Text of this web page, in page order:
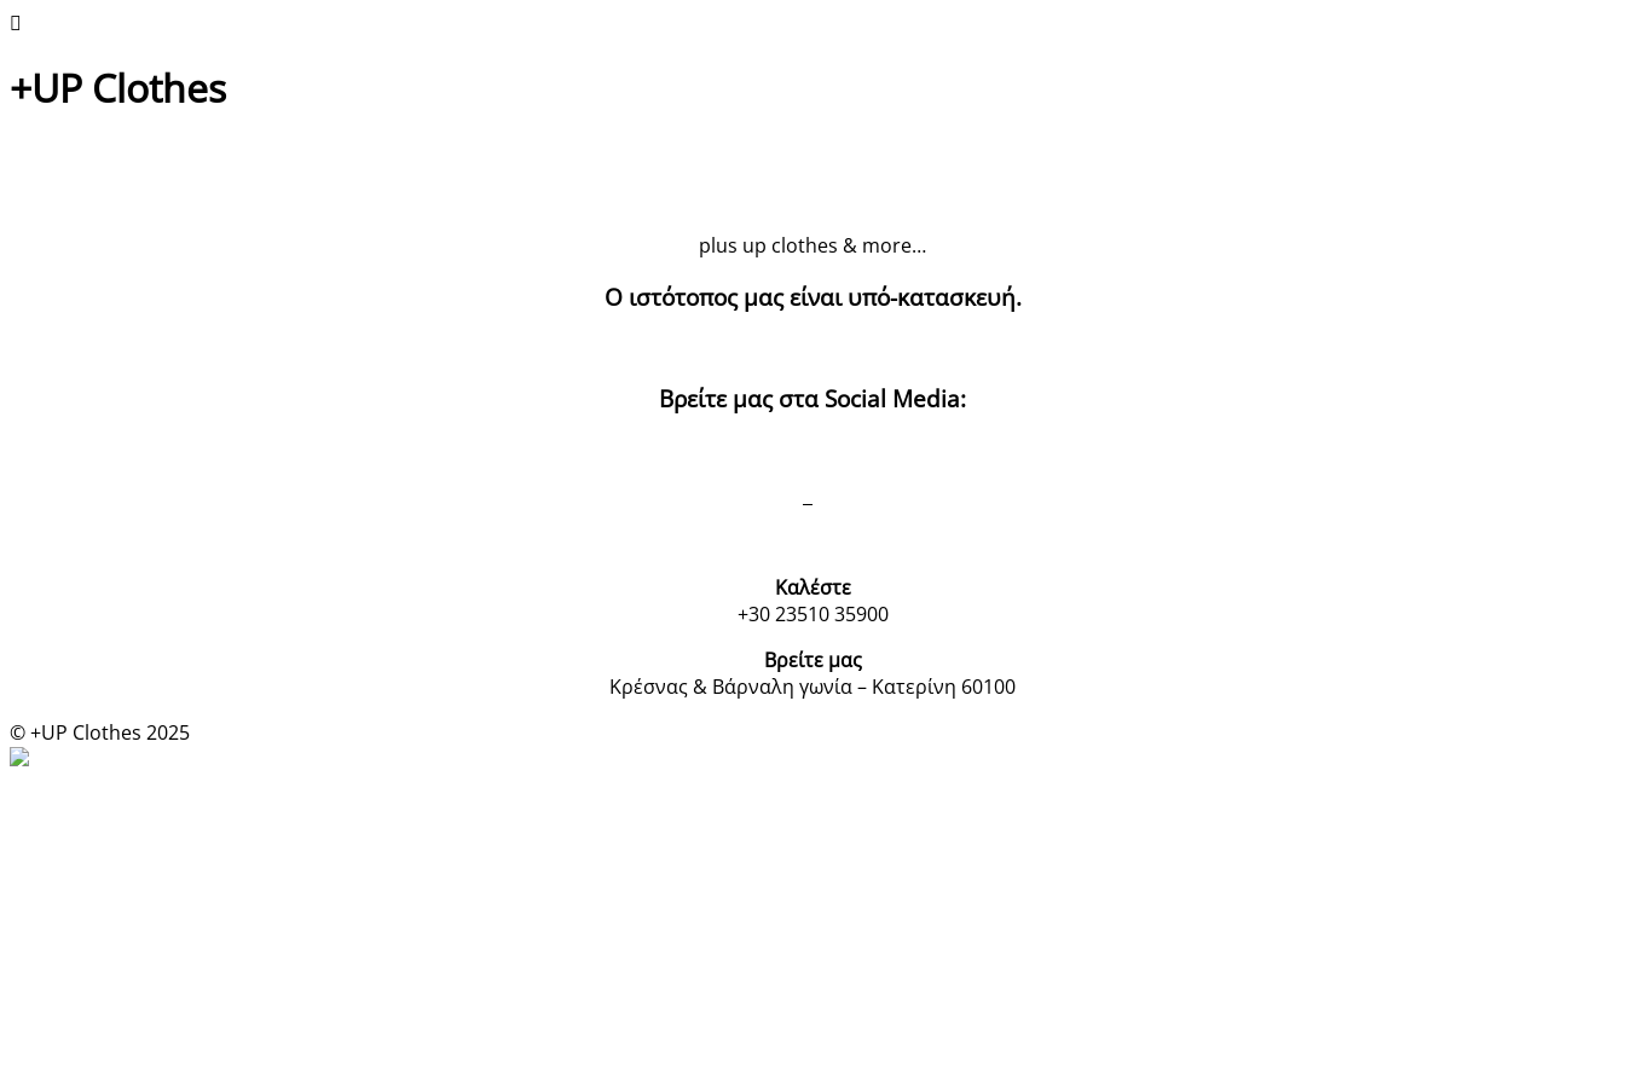
+UP Clothes
plus up clothes & more…
Ο ιστότοπος μας είναι υπό-κατασκευή.
Βρείτε μας στα Social Media:
Καλέστε
+30 23510 35900
Βρείτε μας
Κρέσνας & Βάρναλη γωνία – Κατερίνη 60100
© +UP Clothes 2025